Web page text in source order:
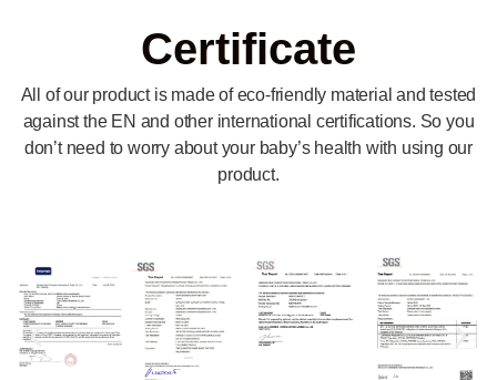
Certificate
All of our product is made of eco-friendly material and tested
against the EN and other international certifications. So you
don’t need to worry about your baby’s health with using our
product.